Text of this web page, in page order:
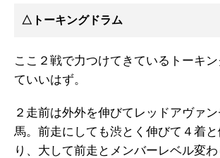
△トーキングドラム
ここ２戦で力つけてきているトーキ
ていいはず。
２走前は外外を伸びてレッドアヴァ
馬。前走にしても渋とく伸びて４着
り、大して前走とメンバーレベル変